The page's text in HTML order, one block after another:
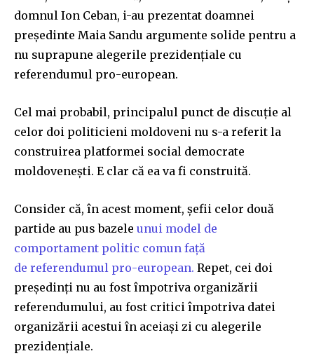
domnul Ion Ceban, i-au prezentat doamnei
președinte Maia Sandu argumente solide pentru a
nu suprapune alegerile prezidențiale cu
referendumul pro-european.
Cel mai probabil, principalul punct de discuție al
celor doi politicieni moldoveni nu s-a referit la
construirea platformei social democrate
moldovenești. E clar că ea va fi construită.
Consider că, în acest moment, șefii celor două
partide au pus bazele unui model de
comportament politic comun față
de referendumul pro-european. Repet, cei doi
președinți nu au fost împotriva organizării
referendumului, au fost critici împotriva datei
organizării acestui în aceiași zi cu alegerile
prezidențiale.